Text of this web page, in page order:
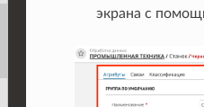
экрана с